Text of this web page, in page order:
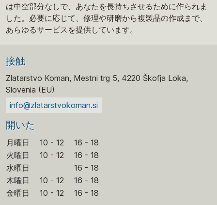
は中空部分なしで、あなたを長持ちさせるために作られま
した。必要に応じて、修理や研磨から複製品の作成まで、
あらゆるサービスを提供しています。
接触
Zlatarstvo Koman, Mestni trg 5, 4220 Škofja Loka,
Slovenia (EU)
info@zlatarstvokoman.si
開いた
月曜日 10 - 12
16 - 18
火曜日
10 - 12
16 - 18
水曜日
16 - 18
木曜日
10 - 12
16 - 18
金曜日
10 - 12 16 - 18